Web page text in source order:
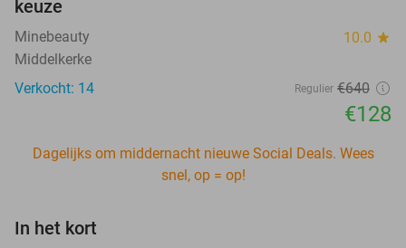
keuze
Minebeauty 10.0 star
Middelkerke
Verkocht: 14
Regulier €640
€128
Dagelijks om middernacht nieuwe Social Deals. Wees
snel, op = op!
In het kort